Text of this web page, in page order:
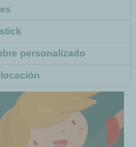
personalizado